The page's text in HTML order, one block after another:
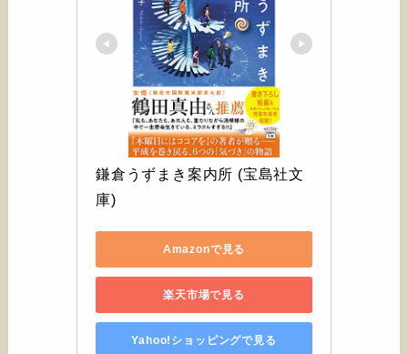
鎌倉うずまき案内所 (宝島社文
庫)
Amazonで見る
楽天市場で見る
Yahoo!ショッピングで見る